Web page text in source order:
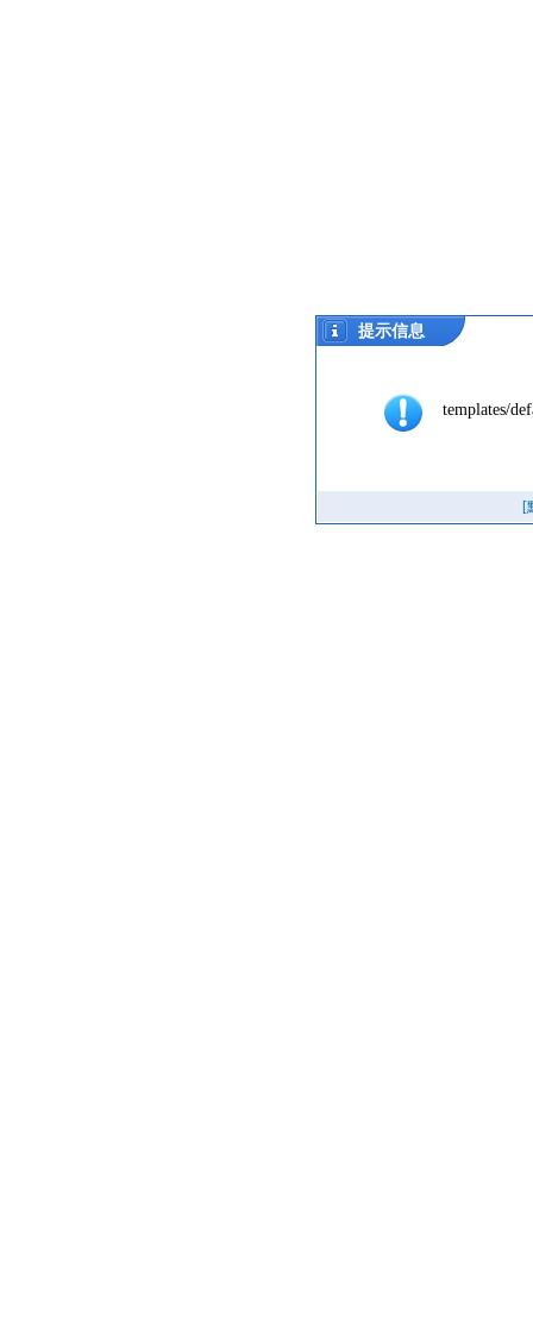
提示信息
templates/
[